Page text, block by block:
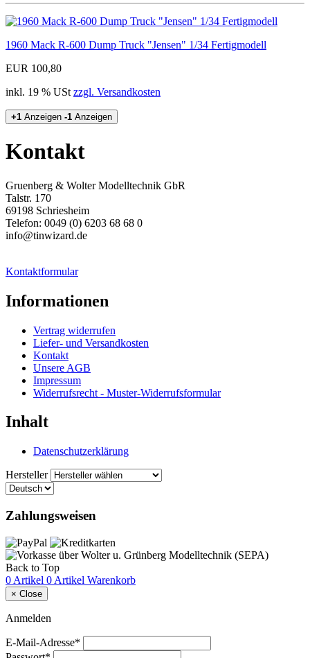
1960 Mack R-600 Dump Truck "Jensen" 1/34 Fertigmodell
EUR 100,80
inkl. 19 % USt zzgl. Versandkosten
+1 Anzeigen -1 Anzeigen
Kontakt
Gruenberg & Wolter Modelltechnik GbR
Talstr. 170
69198 Schriesheim
Telefon: 0049 (0) 6203 68 68 0
info@tinwizard.de
Kontaktformular
Informationen
Vertrag widerrufen
Liefer- und Versandkosten
Kontakt
Unsere AGB
Impressum
Widerrufsrecht - Muster-Widerrufsformular
Inhalt
Datenschutzerklärung
Hersteller
Zahlungsweisen
Back to Top
0 Artikel 0 Artikel Warenkorb
× Close
Anmelden
E-Mail-Adresse*